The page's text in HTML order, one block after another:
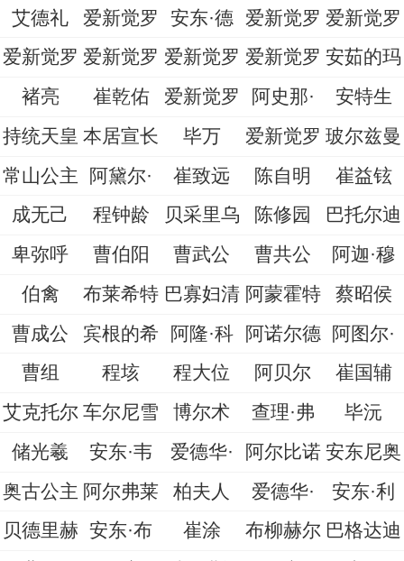
艾德礼
爱新觉罗 安东·德 爱新觉罗 爱新觉罗
爱新觉罗 爱新觉罗 爱新觉罗 爱新觉罗 安茹的玛
褚亮
崔乾佑 爱新觉罗 阿史那·
安特生
持统天皇 本居宣长 毕万 爱新觉罗 玻尔兹曼
常山公主
阿黛尔· 崔致远 陈自明
崔益铉
成无己
程钟龄 贝采里乌 陈修园
巴托尔迪
卑弥呼
曹伯阳 曹武公 曹共公
阿迦·穆
伯禽
布莱希特 巴寡妇清 阿蒙霍特
蔡昭侯
曹成公
宾根的希 阿隆·科 阿诺尔德
阿图尔·
曹组
程垓 程大位 阿贝尔
崔国辅
艾克托尔 车尔尼雪 博尔术 查理·弗
毕沅
储光羲
安东·韦 爱德华· 阿尔比诺 安东尼奥
奥古公主 阿尔弗莱 柏夫人 爱德华·
安东·利
贝德里赫 安东·布 崔涂 布柳赫尔 巴格达迪